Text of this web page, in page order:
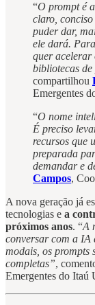
“O prompt é
claro,
puder dar,
ele dará.
quer acelerar
bibliotecas de
compartilhou
Emergentes
“O nome
É preciso
recursos que
preparada
demandar e
Campos,
A nova geração já
tecnologias e a
próximos anos. “A
conversar com a IA
modais, os prompts
completas”,
Emergentes do Itaú